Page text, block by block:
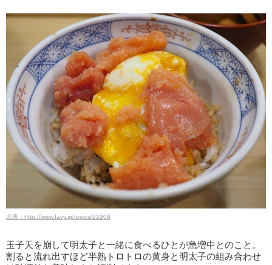
出典：http://www.favy.jp/topics/21909
玉子天を崩して明太子と一緒に食べるひとが急増中とのこと。
割ると流れ出すほど半熟トロトロの黄身と明太子の組み合わせ